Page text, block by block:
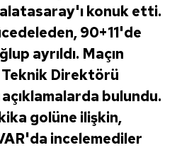
konuk etti.
90+11'de
ayrıldı. Maçın
Teknik Direktörü
bulundu.
golüne ilişkin,
incelemediler